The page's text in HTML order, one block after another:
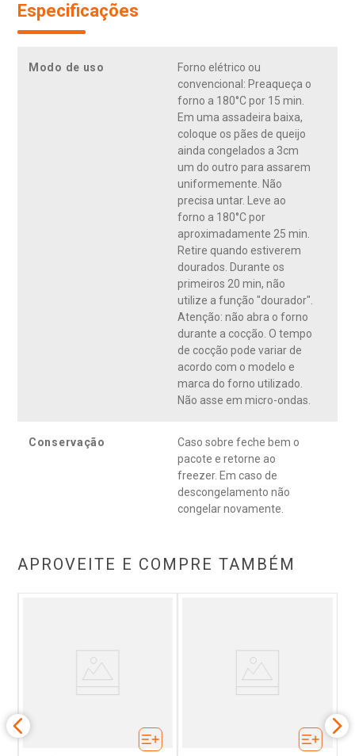
Especificações
Modo de uso
Forno elétrico ou
convencional: Preaqueça o
forno a 180°C por 15 min.
Em uma assadeira baixa,
coloque os pães de queijo
ainda congelados a 3cm
um do outro para assarem
uniformemente. Não
precisa untar. Leve ao
forno a 180°C por
aproximadamente 25 min.
Retire quando estiverem
dourados. Durante os
primeiros 20 min, não
utilize a função "dourador".
Atenção: não abra o forno
durante a cocção. O tempo
de cocção pode variar de
acordo com o modelo e
marca do forno utilizado.
Não asse em micro-ondas.
Conservação
Caso sobre feche bem o
pacote e retorne ao
freezer. Em caso de
descongelamento não
congelar novamente.
APROVEITE E COMPRE TAMBÉM